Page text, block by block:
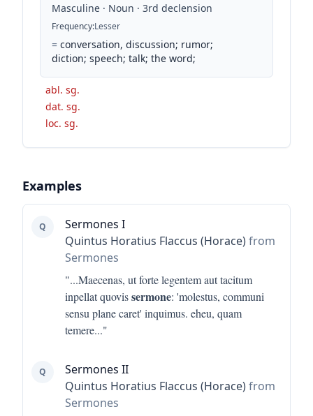
Masculine · Noun · 3rd declension
Frequency:Lesser
= conversation, discussion; rumor;
diction; speech; talk; the word;
abl. sg.
dat. sg.
loc. sg.
Examples
Q
Sermones I
Quintus Horatius Flaccus (Horace)from
Sermones
"...Maecenas, ut forte legentem aut tacitum
inpellat quovissermone: 'molestus, communi
sensu plane caret' inquimus. eheu, quam
temere..."
Q
Sermones II
Quintus Horatius Flaccus (Horace)from
Sermones